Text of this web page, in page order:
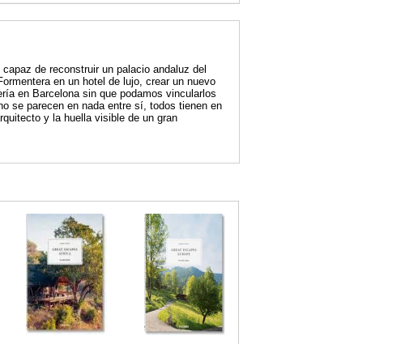
de reconstruir un palacio andaluz del
en un hotel de lujo, crear un nuevo
en Barcelona sin que podamos vincularlos
se parecen en nada entre sí, todos tienen en
y la huella visible de un gran